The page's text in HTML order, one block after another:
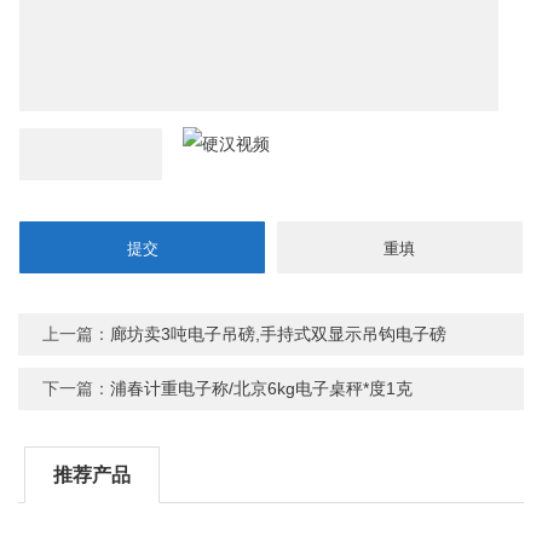
上一篇： 廊坊卖3吨电子吊磅,手持式双显示吊钩电子磅
下一篇：浦春计重电子称/北京6kg电子桌秤*度1克
推荐产品